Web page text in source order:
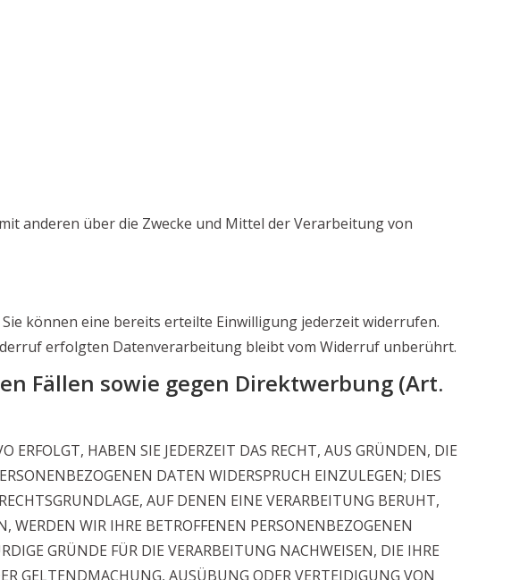
anderen über die Zwecke und Mittel der Verarbeitung von
können eine bereits erteilte Einwilligung jederzeit widerrufen.
erfolgten Datenverarbeitung bleibt vom Widerruf unberührt.
Fällen sowie gegen Direktwerbung (Art.
ERFOLGT, HABEN SIE JEDERZEIT DAS RECHT, AUS GRÜNDEN, DIE
DATEN WIDERSPRUCH EINZULEGEN; DIES
AUF DENEN EINE VERARBEITUNG BERUHT,
WIR IHRE BETROFFENEN PERSONENBEZOGENEN
GRÜNDE FÜR DIE VERARBEITUNG NACHWEISEN, DIE IHRE
GELTENDMACHUNG, AUSÜBUNG ODER VERTEIDIGUNG VON